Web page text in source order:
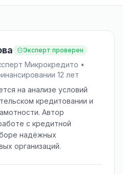
Эксперт проверен
Микрокредито •
12 лет
на анализе условий
кредитовании и
Автор
с кредитной
надёжных
организаций.